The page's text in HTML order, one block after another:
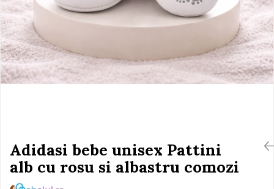
Jucarii de baie
Seturi de frumusete
Caluti balansoar
Interactive, educative si
muzicale
Covorase de dans
Ingrijire cosmetica mamici
Perioada Alaptarii
Perioada Sarcinii
Pompe de san
Sisteme De Purtare
Adidasi bebe unisex Pattini
alb cu rosu si albastru comozi